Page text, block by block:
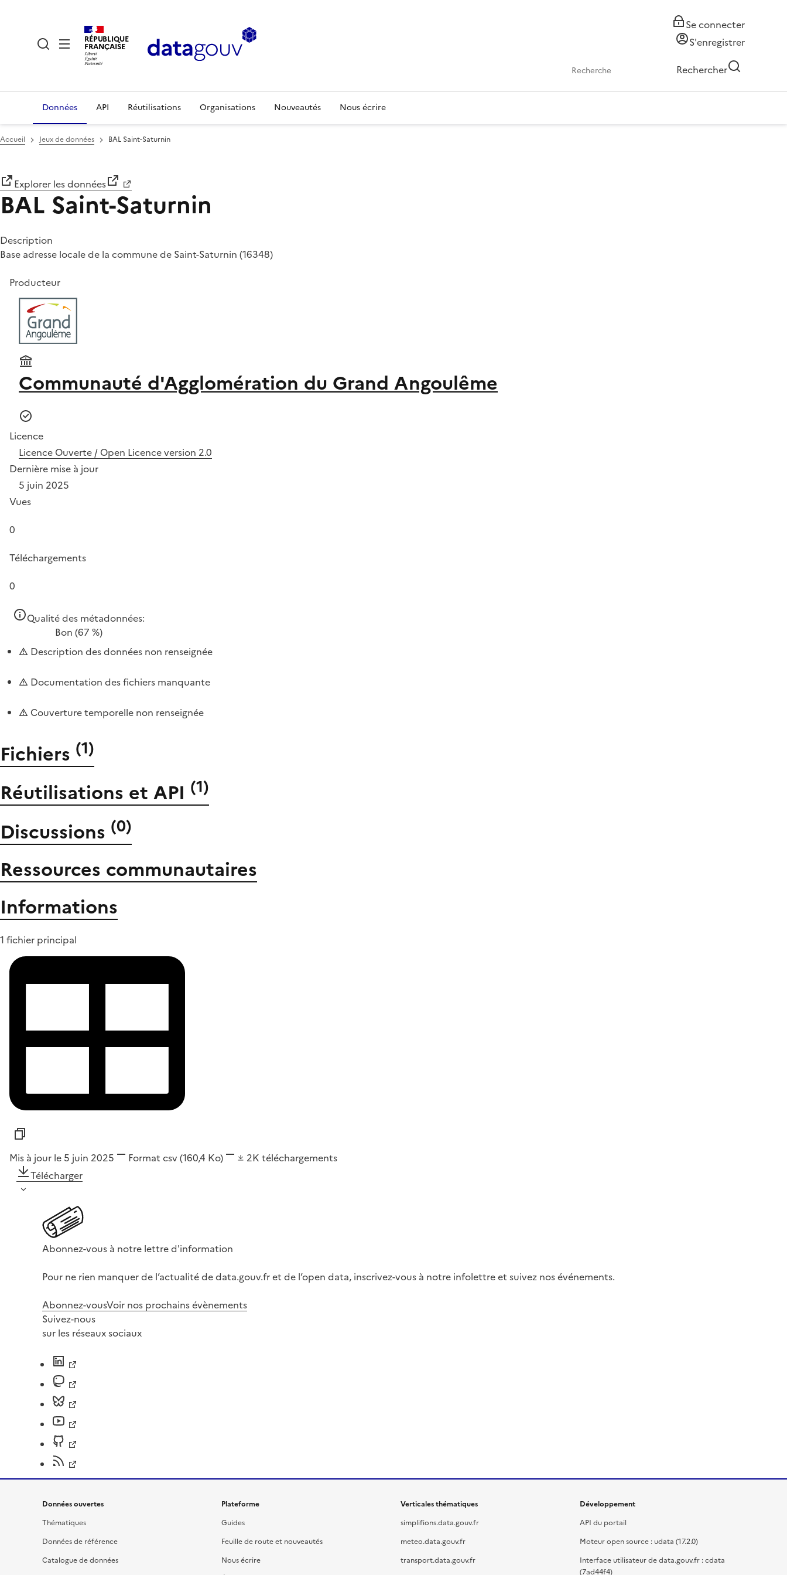
RÉPUBLIQUE
FRANÇAISE
Se connecter
S'enregistrer
Rechercher
Données API Réutilisations Organisations Nouveautés Nous écrire
Accueil Jeux de données BAL Saint-Saturnin
Explorer les données
BAL Saint-Saturnin
Description
Base adresse locale de la commune de Saint-Saturnin (16348)
Producteur
Communauté d'Agglomération du Grand Angoulême
Licence
Licence Ouverte / Open Licence version 2.0
Dernière mise à jour
5 juin 2025
Vues
0
Téléchargements
0
Qualité des métadonnées:
Bon (67 %)
Description des données non renseignée
Documentation des fichiers manquante
Couverture temporelle non renseignée
Fichiers (1)
Réutilisations et API (1)
Discussions (0)
Ressources communautaires
Informations
1 fichier principal
Mis à jour le 5 juin 2025 Format csv(160,4 Ko) 2K téléchargements
Télécharger
Abonnez-vous à notre lettre d'information
Pour ne rien manquer de l’actualité de data.gouv.fr et de l’open data, inscrivez-vous à notre infolettre et suivez nos événements.
Abonnez-vousVoir nos prochains évènements
Suivez-nous
sur les réseaux sociaux
Données ouvertes
Thématiques
Données de référence
Catalogue de données
Plateforme
Guides
Feuille de route et nouveautés
Nous écrire
Verticales thématiques
simplifions.data.gouv.fr
meteo.data.gouv.fr
transport.data.gouv.fr
Développement
API du portail
Moteur open source : udata (17.2.0)
Interface utilisateur de data.gouv.fr : cdata
(7ad44f4)